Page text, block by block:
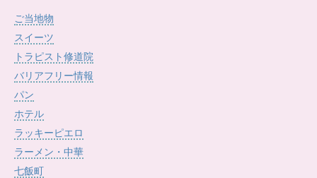
ブ
ご当地物
スイーツ
トラピスト修道院
バリアフリー情報
パン
ホテル
ラッキーピエロ
ラーメン・中華
七飯町